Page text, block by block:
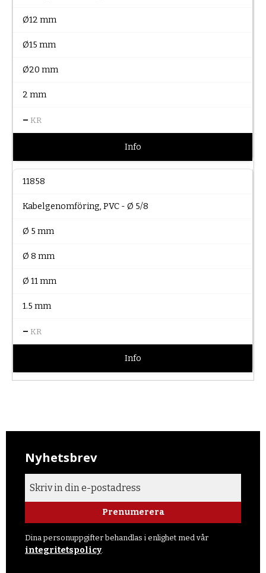
Ø12 mm
Ø15 mm
Ø20 mm
2 mm
– KR
Info
11858
Kabelgenomföring, PVC - Ø 5/8
Ø 5 mm
Ø 8 mm
Ø 11 mm
1.5 mm
– KR
Info
Nyhetsbrev
Prenumerera
Dina personuppgifter behandlas i enlighet med vår
integritetspolicy